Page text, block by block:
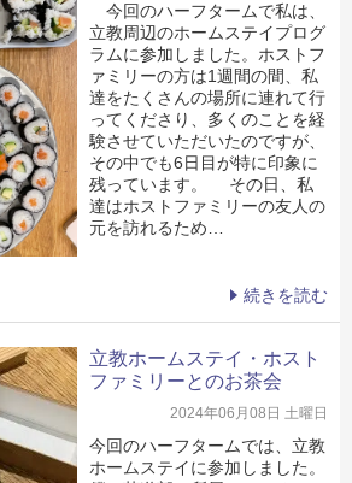
今回のハーフタームで私は、
立教周辺のホームステイプログ
ラムに参加しました。ホストフ
ァミリーの方は1週間の間、私
達をたくさんの場所に連れて行
ってくださり、多くのことを経
験させていただいたのですが、
その中でも6日目が特に印象に
残っています。 その日、私
達はホストファミリーの友人の
元を訪れるため…
続きを読む
立教ホームステイ・ホスト
ファミリーとのお茶会
2024年06月08日 土曜日
今回のハーフタームでは、立教
ホームステイに参加しました。